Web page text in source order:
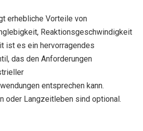
erhebliche Vorteile von
Reaktionsgeschwindigkeit
ist es ein hervorragendes
das den Anforderungen
entsprechen kann.
oder Langzeitleben sind optional.